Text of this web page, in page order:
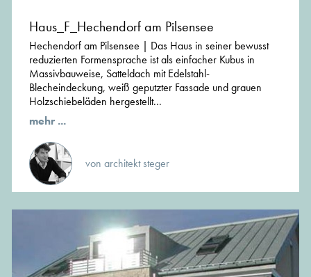
Haus_F_Hechendorf am Pilsensee
Hechendorf am Pilsensee | Das Haus in seiner bewusst
reduzierten Formensprache ist als einfacher Kubus in
Massivbauweise, Satteldach mit Edelstahl-
Blecheindeckung, weiß geputzter Fassade und grauen
Holzschiebeläden hergestellt...
mehr ...
von architekt steger